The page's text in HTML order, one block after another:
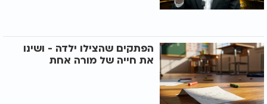
הפתקים שהצילו ילדה - ושינו
את חייה של מורה אחת